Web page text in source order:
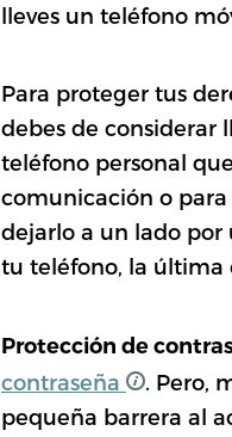
lleves un teléfono
Para proteger tus
debes de considerar
teléfono personal
comunicación o para
dejarlo a un lado por
tu teléfono, la última
Protección de
contraseña
. Pero,
pequeña barrera al